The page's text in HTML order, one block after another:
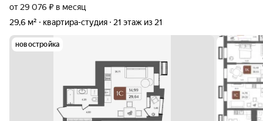
от 29 076 ₽ в месяц
29,6 м²
квартира-студия 21 этаж из 21
новостройка